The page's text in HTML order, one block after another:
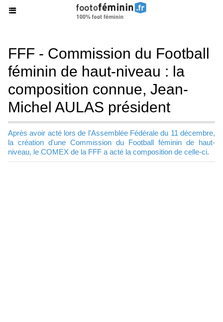
FFF - Commission du Football
féminin de haut-niveau : la
composition connue, Jean-
Michel AULAS président
Après avoir acté lors de l'Assemblée Fédérale du 11 décembre,
la création d'une Commission du Football féminin de haut-
niveau, le COMEX de la FFF a acté la composition de celle-ci.